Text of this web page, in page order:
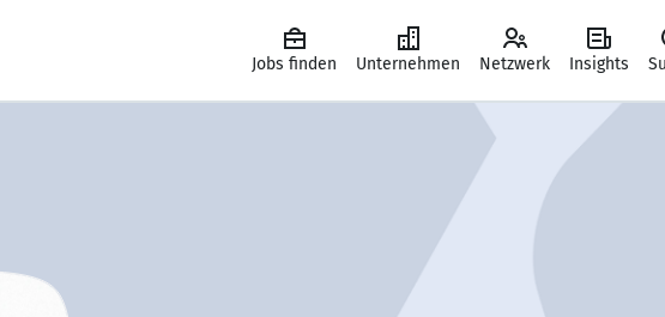
Jobs finden Unternehmen Netzwerk Insights